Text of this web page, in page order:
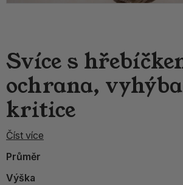
Svíce s
ochrana,
kritice
Číst více
Průměr
Výška